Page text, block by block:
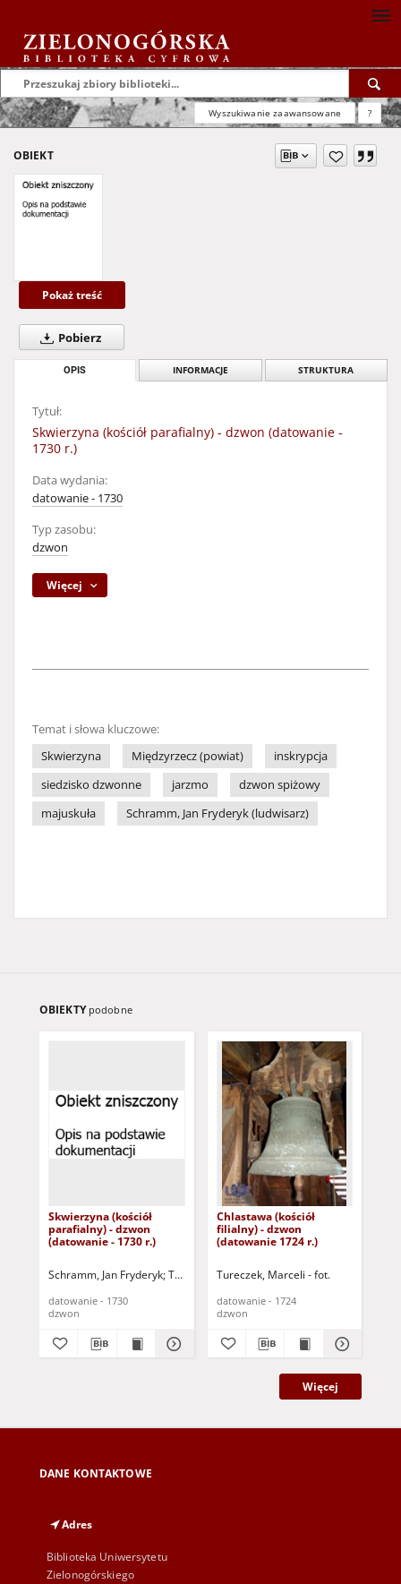
Wyszukiwanie zaawansowane ?
OBIEKT
Pokaż treść
Pobierz
OPIS INFORMACJE STRUKTURA
Tytuł:
Skwierzyna (kościół parafialny) - dzwon (datowanie -
1730 r.)
Data wydania:
datowanie - 1730
Typ zasobu:
dzwon
Więcej
Temat i słowa kluczowe:
Skwierzyna
Międzyrzecz (powiat)
inskrypcja
siedzisko dzwonne
jarzmo
dzwon spiżowy
majuskuła
Schramm, Jan Fryderyk (ludwisarz)
OBIEKTY podobne
Skwierzyna (kościół
parafialny) - dzwon
(datowanie - 1730 r.)
Schramm, Jan Fryderyk Tureczek, Marceli - fot.
datowanie - 1730
dzwon
Chlastawa (kościół
filialny) - dzwon
(datowanie 1724 r.)
Tureczek, Marceli - fot.
datowanie - 1724
dzwon
Więcej
DANE KONTAKTOWE
Adres
Biblioteka Uniwersytetu
Zielonogórskiego